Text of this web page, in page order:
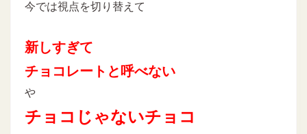
今では視点を切り替えて
新しすぎて
チョコレートと呼べない
や
チョコじゃないチョコ